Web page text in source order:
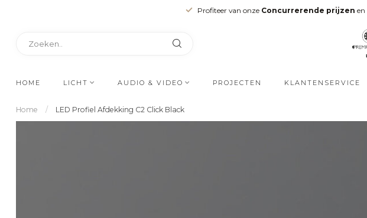
Profiteer van onze Concurrerende prijzen en
HOME LICHT AUDIO & VIDEO PROJECTEN KLANTENSERVICE
Home / LED Profiel Afdekking C2 Click Black